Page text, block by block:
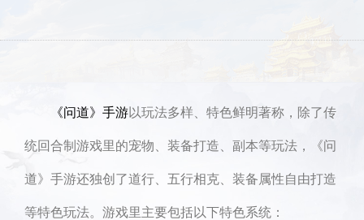
《问道》手游以玩法多样、特色鲜明著称，除了传
统回合制游戏里的宠物、装备打造、副本等玩法，《问
道》手游还独创了道行、五行相克、装备属性自由打造
等特色玩法。游戏里主要包括以下特色系统：